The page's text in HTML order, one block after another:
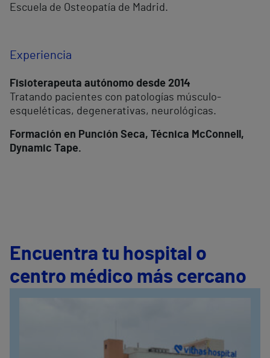
Escuela de Osteopatía de Madrid.
Experiencia
Fisioterapeuta autónomo desde 2014
Tratando pacientes con patologías músculo-
esqueléticas, degenerativas, neurológicas.
Formación en Punción Seca, Técnica McConnell,
Dynamic Tape.
Encuentra tu hospital o
centro médico más cercano